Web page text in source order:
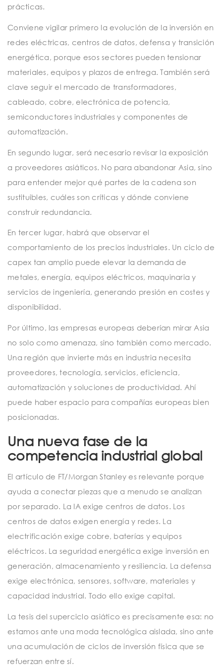
prácticas.
Conviene vigilar primero la evolución de la inversión en
redes eléctricas, centros de datos, defensa y transición
energética, porque esos sectores pueden tensionar
materiales, equipos y plazos de entrega. También será
clave seguir el mercado de transformadores,
cableado, cobre, electrónica de potencia,
semiconductores industriales y componentes de
automatización.
En segundo lugar, será necesario revisar la exposición
a proveedores asiáticos. No para abandonar Asia, sino
para entender mejor qué partes de la cadena son
sustituibles, cuáles son críticas y dónde conviene
construir redundancia.
En tercer lugar, habrá que observar el
comportamiento de los precios industriales. Un ciclo de
capex tan amplio puede elevar la demanda de
metales, energía, equipos eléctricos, maquinaria y
servicios de ingeniería, generando presión en costes y
disponibilidad.
Por último, las empresas europeas deberían mirar Asia
no solo como amenaza, sino también como mercado.
Una región que invierte más en industria necesita
proveedores, tecnología, servicios, eficiencia,
automatización y soluciones de productividad. Ahí
puede haber espacio para compañías europeas bien
posicionadas.
Una nueva fase de la
competencia industrial global
El artículo de FT/Morgan Stanley es relevante porque
ayuda a conectar piezas que a menudo se analizan
por separado. La IA exige centros de datos. Los
centros de datos exigen energía y redes. La
electrificación exige cobre, baterías y equipos
eléctricos. La seguridad energética exige inversión en
generación, almacenamiento y resiliencia. La defensa
exige electrónica, sensores, software, materiales y
capacidad industrial. Todo ello exige capital.
La tesis del superciclo asiático es precisamente esa: no
estamos ante una moda tecnológica aislada, sino ante
una acumulación de ciclos de inversión física que se
refuerzan entre sí.